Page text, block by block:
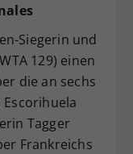
Siegerin und
129) einen
die an sechs
Tagger
Frankreichs